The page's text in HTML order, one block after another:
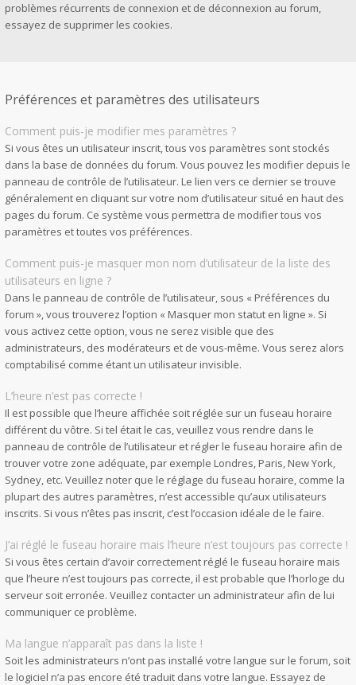
problèmes récurrents de connexion et de déconnexion au forum,
essayez de supprimer les cookies.
Préférences et paramètres des utilisateurs
Comment puis-je modifier mes paramètres ?
Si vous êtes un utilisateur inscrit, tous vos paramètres sont stockés
dans la base de données du forum. Vous pouvez les modifier depuis le
panneau de contrôle de l’utilisateur. Le lien vers ce dernier se trouve
généralement en cliquant sur votre nom d’utilisateur situé en haut des
pages du forum. Ce système vous permettra de modifier tous vos
paramètres et toutes vos préférences.
Comment puis-je masquer mon nom d’utilisateur de la liste des
utilisateurs en ligne ?
Dans le panneau de contrôle de l’utilisateur, sous « Préférences du
forum », vous trouverez l’option « Masquer mon statut en ligne ». Si
vous activez cette option, vous ne serez visible que des
administrateurs, des modérateurs et de vous-même. Vous serez alors
comptabilisé comme étant un utilisateur invisible.
L’heure n’est pas correcte !
Il est possible que l’heure affichée soit réglée sur un fuseau horaire
différent du vôtre. Si tel était le cas, veuillez vous rendre dans le
panneau de contrôle de l’utilisateur et régler le fuseau horaire afin de
trouver votre zone adéquate, par exemple Londres, Paris, New York,
Sydney, etc. Veuillez noter que le réglage du fuseau horaire, comme la
plupart des autres paramètres, n’est accessible qu’aux utilisateurs
inscrits. Si vous n’êtes pas inscrit, c’est l’occasion idéale de le faire.
J’ai réglé le fuseau horaire mais l’heure n’est toujours pas correcte !
Si vous êtes certain d’avoir correctement réglé le fuseau horaire mais
que l’heure n’est toujours pas correcte, il est probable que l’horloge du
serveur soit erronée. Veuillez contacter un administrateur afin de lui
communiquer ce problème.
Ma langue n’apparaît pas dans la liste !
Soit les administrateurs n’ont pas installé votre langue sur le forum, soit
le logiciel n’a pas encore été traduit dans votre langue. Essayez de